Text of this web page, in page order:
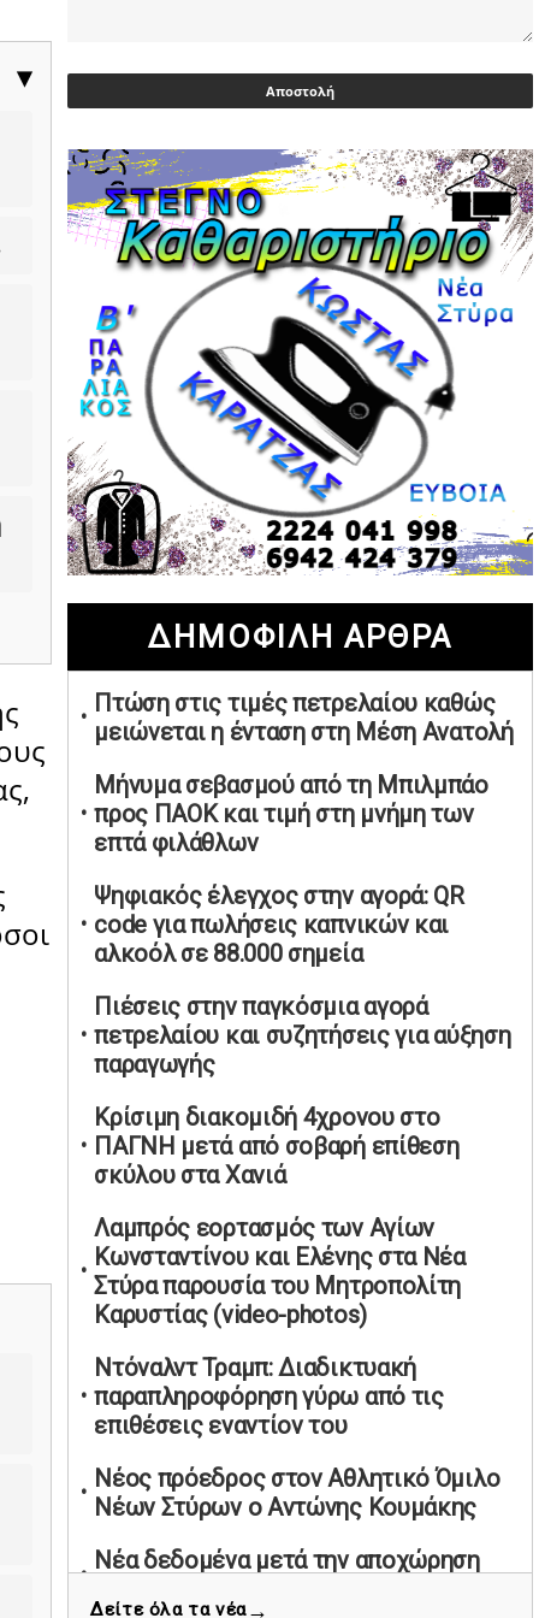
▶
ΠΑΣΟΚ διεκδικεί ρόλο εναλλακτικής
πρότασης εξουσίας
Ακρίβεια: Με λίστα και περιορισμένες
επιλογές οι αγορές των νοικοκυριών
03/05/2026 | 07:59
Υεμένη: Σομαλοί πειρατές στο
πετρελαιοφόρο Eureka
03/05/2026 | 06:40
Αντιδρά μετά από 17 ημέρες νοσηλείας
ο Γιώργος Μυλωνάκης, τον
επισκέφτηκε ο πρωθυπουργός
02/05/2026 | 20:54
Μεντιλίμπαρ: Ξεχωριστό το κλίμα σε
κάθε παιχνίδι ΠΑΟΚ και Ολυμπιακού
02/05/2026 | 20:28
Περιστέρι: Ένταση μεταξύ ανηλίκων
άφησε δύο 15χρονους τραυματίες
Ηνωμένα Αραβικά Εμιράτα: Αίρουν
τους περιορισμούς στον εναέριο χώρο
Η Αθηνά Λινού αφήνει ανοιχτό το
ενδεχόμενο ένταξης στον νέο
02/05/2026 | 17:01
Αταμάν: Κανείς δεν έχει δικαίωμα να
μιλά για τον πρόεδρο και την
οικογένειά του
02/05/2026 | 15:59
Μαρινάκης: Ο Ανδρουλάκης
υπαναχώρησε στις συμφωνίες για τις
Ανεξάρτητες Αρχές
02/05/2026 | 09:36
code για πωλήσεις καπνικών και
αλκοόλ σε 88.000 σημεία
02/05/2026 | 06:26
Καύσιμα αεροσκαφών: Διαβεβαιώσεις
ΕΕ για επάρκεια παρά τη γεωπολιτική
ένταση
01/05/2026 | 19:54
Βελόπουλος: Κριτική σε πολιτικούς
αρχηγούς για δηλώσεις την
Πρωτομαγιά
01/05/2026 | 19:33
ΔΗΜΟΦΙΛΗ ΑΡΘΡΑ
Πτώση στις τιμές πετρελαίου καθώς
μειώνεται η ένταση στη Μέση Ανατολή
Μήνυμα σεβασμού από τη Μπιλμπάο
προς ΠΑΟΚ και τιμή στη μνήμη των
επτά φιλάθλων
Ψηφιακός έλεγχος στην αγορά: QR
code για πωλήσεις καπνικών και
αλκοόλ σε 88.000 σημεία
Πιέσεις στην παγκόσμια αγορά
πετρελαίου και συζητήσεις για αύξηση
παραγωγής
Κρίσιμη διακομιδή 4χρονου στο
ΠΑΓΝΗ μετά από σοβαρή επίθεση
σκύλου στα Χανιά
Λαμπρός εορτασμός των Αγίων
Κωνσταντίνου και Ελένης στα Νέα
Στύρα παρουσία του Μητροπολίτη
Καρυστίας (video-photos)
Ντόναλντ Τραμπ: Διαδικτυακή
παραπληροφόρηση γύρω από τις
επιθέσεις εναντίον του
Νέος πρόεδρος στον Αθλητικό Όμιλο
Νέων Στύρων ο Αντώνης Κουμάκης
Νέα δεδομένα μετά την αποχώρηση
Δείτε όλα τα νέα→